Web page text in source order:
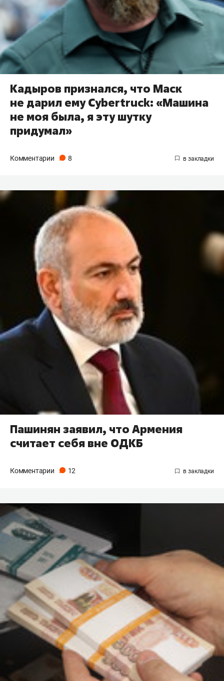
Кадыров признался, что Маск
не дарил ему Cybertruck: «Машина
не моя была, я эту шутку
придумал»
Комментарии 8
Пашинян заявил, что Армения
считает себя вне ОДКБ
Комментарии 12